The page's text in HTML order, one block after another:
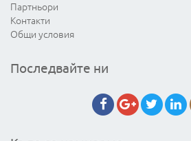
Партньори
Контакти
Общи условия
Последвайте ни